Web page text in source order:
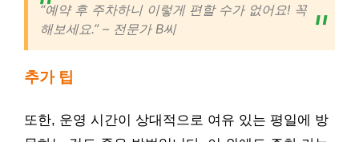
“예약 후 주차하니 이렇게 편할 수가 없어요! 꼭
해보세요.” – 전문가 B씨
추가 팁
또한, 운영 시간이 상대적으로 여유 있는 평일에 방